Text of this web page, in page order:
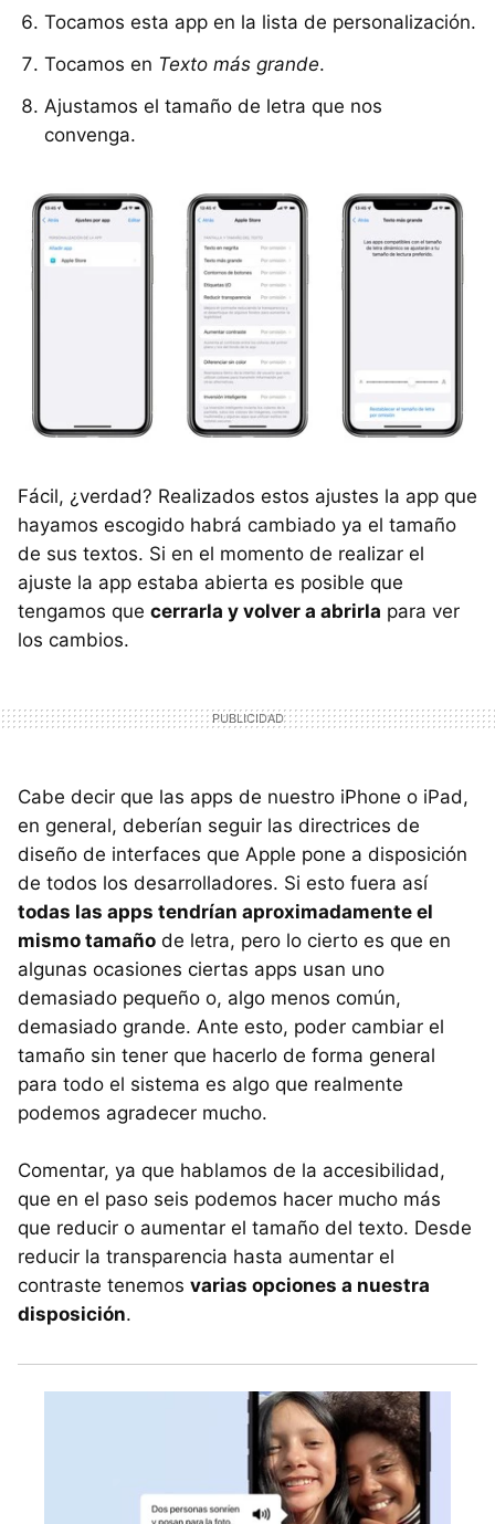
Tocamos esta app en la lista de personalización.
Tocamos en Texto más grande.
Ajustamos el tamaño de letra que nos
convenga.
Fácil, ¿verdad? Realizados estos ajustes la app que
hayamos escogido habrá cambiado ya el tamaño
de sus textos. Si en el momento de realizar el
ajuste la app estaba abierta es posible que
tengamos que cerrarla y volver a abrirla para ver
los cambios.
Cabe decir que las apps de nuestro iPhone o iPad,
en general, deberían seguir las directrices de
diseño de interfaces que Apple pone a disposición
de todos los desarrolladores. Si esto fuera así
todas las apps tendrían aproximadamente el
mismo tamaño de letra, pero lo cierto es que en
algunas ocasiones ciertas apps usan uno
demasiado pequeño o, algo menos común,
demasiado grande. Ante esto, poder cambiar el
tamaño sin tener que hacerlo de forma general
para todo el sistema es algo que realmente
podemos agradecer mucho.
Comentar, ya que hablamos de la accesibilidad,
que en el paso seis podemos hacer mucho más
que reducir o aumentar el tamaño del texto. Desde
reducir la transparencia hasta aumentar el
contraste tenemos varias opciones a nuestra
disposición.